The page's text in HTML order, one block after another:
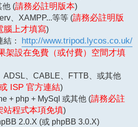
他 (請務必註明版本)
、XAMPP...等等 (請務必註明版
腦上才填寫)
：
http://www.tripod.lycos.co.uk/
架設在免費（或付費）空間才填
ADSL、CABLE、FTTB、或其他
ISP 官方連結)
+ php + MySql 或其他 (請務必註
站程式本項免填)
2.0.X (或 phpBB 3.0.X)